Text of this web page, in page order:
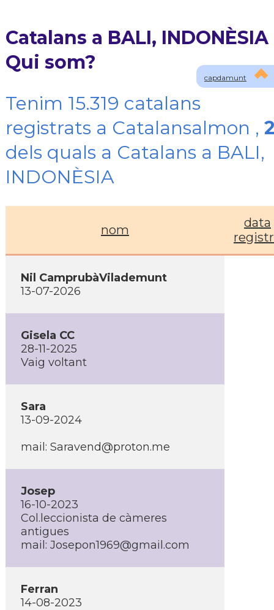
capdamunt
Catalans a BALI, INDONÈSIA
Qui som?
Tenim 15.319 catalans
registrats a Catalansalmon ,
dels quals a Catalans a BALI,
INDONÈSIA
nom
data
Nil CamprubàVilademunt
13-07-2026
Gisela CC
28-11-2025
Vaig voltant
Sara
13-09-2024
mail: Saravend@proton.me
Josep
16-10-2023
Col.leccionista de càmeres
antigues
mail: Josepon1969@gmail.com
Ferran
14-08-2023